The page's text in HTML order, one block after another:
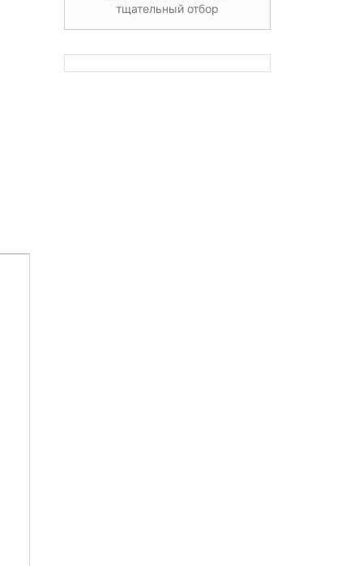
тщательный отбор